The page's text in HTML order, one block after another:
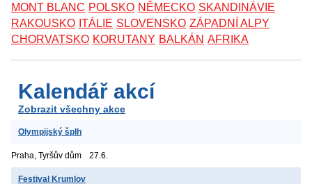
MONT BLANC POLSKO NĚMECKO SKANDINÁVIE
RAKOUSKO ITÁLIE SLOVENSKO ZÁPADNÍ ALPY
CHORVATSKO KORUTANY BALKÁN AFRIKA
Kalendář akcí
Zobrazit všechny akce
Olympijský šplh
Praha, Tyršův dům 27.6.
Festival Krumlov